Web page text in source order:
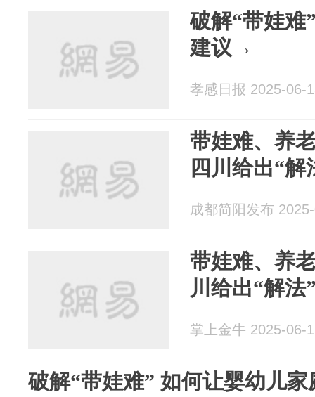
破解“带娃难
建议→
孝感日报 2025-06-
带娃难、养
四川给出“解
成都简阳发布
带娃难、养
川给出“解法
掌上金牛 2025-06-
破解“带娃难” 如何让婴幼儿家